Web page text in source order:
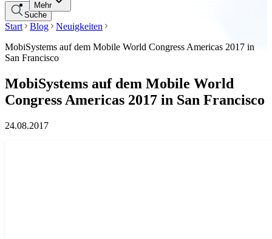
Mehr
Suche
Start Blog
Neuigkeiten
MobiSystems auf dem Mobile World Congress Americas 2017 in
San Francisco
MobiSystems auf dem Mobile World
Congress Americas 2017 in San Francisco
24.08.2017